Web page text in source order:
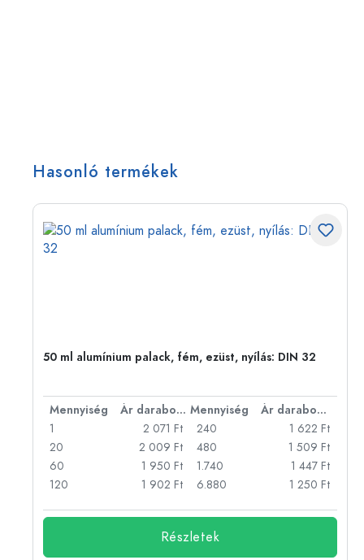
Hasonló termékek
50 ml alumínium palack, fém, ezüst, nyílás: DIN 32
Mennyiség Ár darabonként Mennyiség
Ár darabonként
1
2 071 Ft
20
2 009 Ft
60
1 950 Ft
120
1 902 Ft
240
1 622 Ft
480
1 509 Ft
1.740
1 447 Ft
6.880
1 250 Ft
Részletek